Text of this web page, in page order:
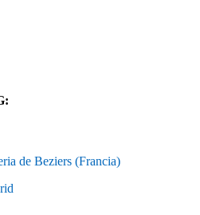
de Beziers (Francia)